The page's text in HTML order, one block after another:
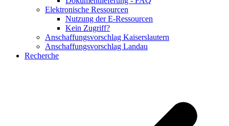
Elektronische Ressourcen
Nutzung der E-Ressourcen
Kein Zugriff?
Anschaffungsvorschlag Kaiserslautern
Anschaffungsvorschlag Landau
Recherche